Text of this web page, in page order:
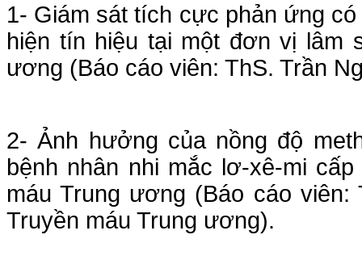
1- Giám sát tích cực phản ứng
hiện tín hiệu tại một đơn vị lâm
ương (Báo cáo viên: ThS. Trần
2- Ảnh hưởng của nồng độ
bệnh nhân nhi mắc lơ-xê-mi
máu Trung ương (Báo cáo viên:
Truyền máu Trung ương).